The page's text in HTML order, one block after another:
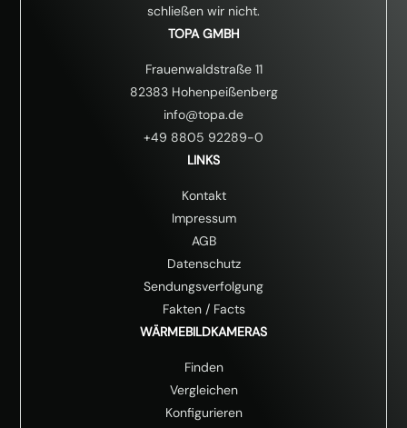
schließen wir nicht.
TOPA GMBH
Frauenwaldstraße 11
82383 Hohenpeißenberg
info@topa.de
+49 8805 92289-0
LINKS
Kontakt
Impressum
AGB
Datenschutz
Sendungsverfolgung
Fakten/ Facts
WÄRMEBILDKAMERAS
Finden
Vergleichen
Konfigurieren